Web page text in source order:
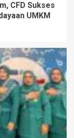
CFD Sukses
UMKM